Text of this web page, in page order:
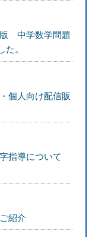
中学数学問題
。
個人向け配信販
指導について
紹介